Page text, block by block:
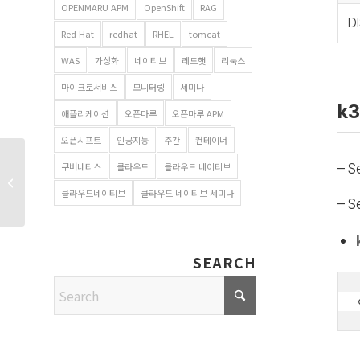
–
–
OPENMARU APM OpenShift RAG
Red Hat redhat RHEL tomcat
WAS 가상화 네이티브 레드햇 리눅스
마이크로서비스 모니터링 세미나
애플리케이션 오픈마루 오픈마루 APM
오픈시프트 인공지능 주간 컨테이너
쿠버네티스 클라우드 클라우드 네이티브
클라우드네이티브 클라우드 네이티브 세미나
SEARCH
공공혁신조달플랫폼
혁신장터에서
OPENMARU APM
구매하는 �...